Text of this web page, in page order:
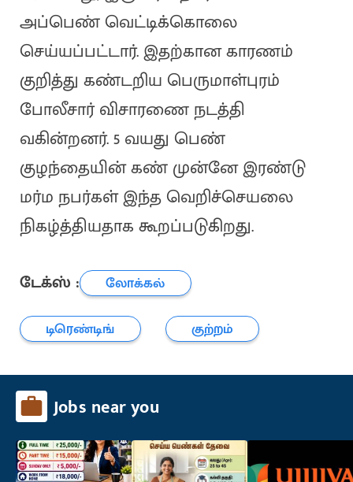
அப்பெண் வெட்டிக்கொலை
செய்யப்பட்டார். இதற்கான காரணம்
குறித்து கண்டறிய பெருமாள்புரம்
போலீசார் விசாரணை நடத்தி
வகின்றனர். 5 வயது பெண்
குழந்தையின் கண் முன்னே இரண்டு
மர்ம நபர்கள் இந்த வெறிச்செயலை
நிகழ்த்தியதாக கூறப்படுகிறது.
டேக்ஸ் :
லோக்கல்
டிரெண்டிங்
குற்றம்
Jobs near you